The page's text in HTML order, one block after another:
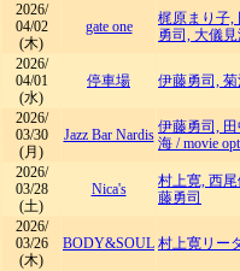
2026/
04/02
(木)
gate one
梶原まり子,
勇司, 大儀
2026/
04/01
(水)
停車場 伊藤勇司,
2026/
03/30
(月)
Jazz Bar Nardis 伊藤勇司,
海 /movie
2026/
03/28
(土)
Nica's
村上寛, 西
藤勇司
2026/
03/26
(木)
BODY&SOUL 村上寛リー